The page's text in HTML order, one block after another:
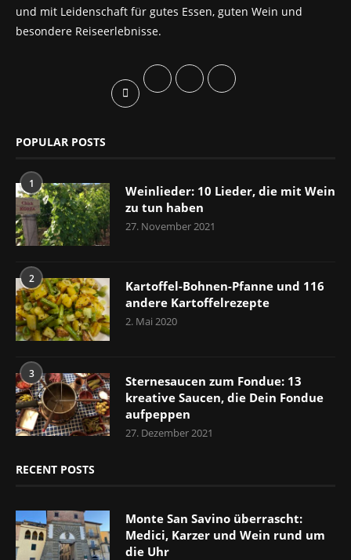
und mit Leidenschaft für gutes Essen, guten Wein und
besondere Reiseerlebnisse.
POPULAR POSTS
1
Weinlieder: 10 Lieder, die mit Wein
zu tun haben
27. November 2021
2
Kartoffel-Bohnen-Pfanne und 116
andere Kartoffelrezepte
2. Mai 2020
3
Sternesaucen zum Fondue: 13
kreative Saucen, die Dein Fondue
aufpeppen
27. Dezember 2021
RECENT POSTS
Monte San Savino überrascht:
Medici, Karzer und Wein rund um
die Uhr